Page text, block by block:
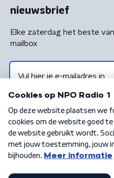
nieuwsbrief
Elke zaterdag het beste
mailbox
Algemene voorwaarden